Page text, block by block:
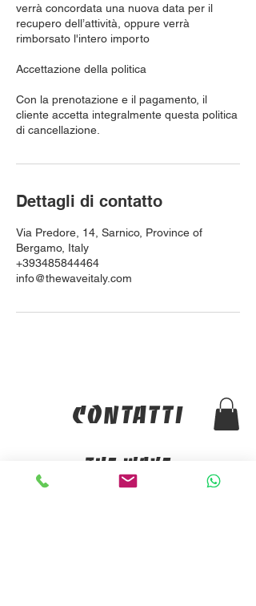
verrà concordata una nuova data per il
recupero dell’attività, oppure verrà
rimborsato l'intero importo
Accettazione della politica
Con la prenotazione e il pagamento, il
cliente accetta integralmente questa politica
di cancellazione.
Dettagli di contatto
Via Predore, 14, Sarnico, Province of
Bergamo, Italy
+393485844464
info@thewaveitaly.com
contatti
The Wave
Via Predore 14